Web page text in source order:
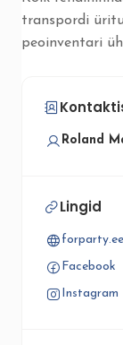
transpordi
peoinventari
Roland
Lingid
forparty.ee
Facebook
Instagram